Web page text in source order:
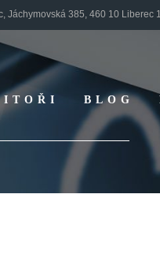
Jáchymovská 385, 460 10 Liberec
BLOG